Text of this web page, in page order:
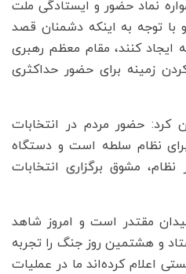
نماد حضور و ایستادگی ملت
با توجه به اینکه دشمنان قصد
ایجاد کنند، مقام معظم رهبری
زمینه برای حضور حداکثری
کرد: حضور مردم در انتخابات
نظام سلطه است و دستگاه
مشوق برگزاری انتخابات
مقتدر است و امروز شاهد
و هشتمین روز جنگ را تجربه
اعلام کرده‌اند ما در عملیات